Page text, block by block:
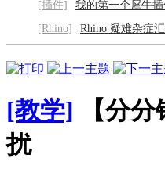
[插件]
我的第一个犀牛
[Rhino]
Rhino 疑难杂症
[教学]
【分
扰